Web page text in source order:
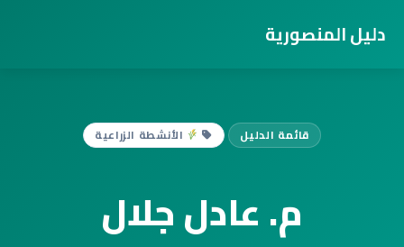
دليل المنصورية
قائمة الدليل الأنشطة الزراعية
م. عادل جلال